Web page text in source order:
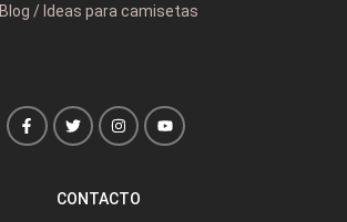
Blog / Ideas para camisetas
CONTACTO